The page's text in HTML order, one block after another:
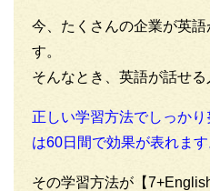
今、たくさんの企業が英
す。
そんなとき、英語が話せる
正しい学習方法でしっか
は60日間で効果が表れます
その学習方法が【